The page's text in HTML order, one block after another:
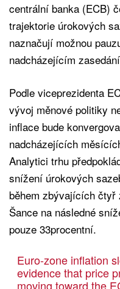
centrální banka (ECB)
trajektorie úrokových
naznačují možnou
nadcházejícím zasedání
Podle viceprezidenta
vývoj měnové politiky
inflace bude
nadcházejících
Analytici trhu
snížení úrokových
během zbývajících čtyř
Šance na následné
pouze 33procentní.
Euro-zone inflation
evidence that price
moving toward the